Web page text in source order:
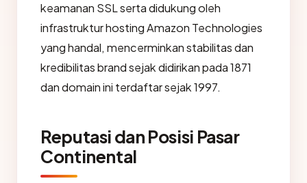
keamanan SSL serta didukung oleh
infrastruktur hosting Amazon Technologies
yang handal, mencerminkan stabilitas dan
kredibilitas brand sejak didirikan pada 1871
dan domain ini terdaftar sejak 1997.
Reputasi dan Posisi Pasar
Continental